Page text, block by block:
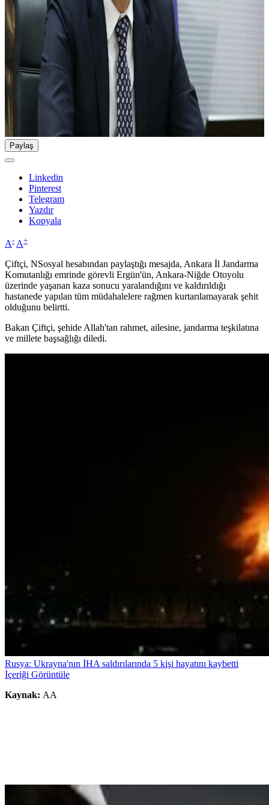
Paylaş
Linkedin
Pinterest
Telegram
Yazdır
Kopyala
A- A+
Çiftçi, NSosyal hesabından paylaştığı mesajda, Ankara İl Jandarma
Komutanlığı emrinde görevli Ergün'ün, Ankara-Niğde Otoyolu
üzerinde yaşanan kaza sonucu yaralandığını ve kaldırıldığı
hastanede yapılan tüm müdahalelere rağmen kurtarılamayarak şehit
olduğunu belirtti.
Bakan Çiftçi, şehide Allah'tan rahmet, ailesine, jandarma teşkilatına
ve millete başsağlığı diledi.
Rusya: Ukrayna'nın İHA saldırılarında 5 kişi hayatını kaybetti
İçeriği Görüntüle
Kaynak: AA